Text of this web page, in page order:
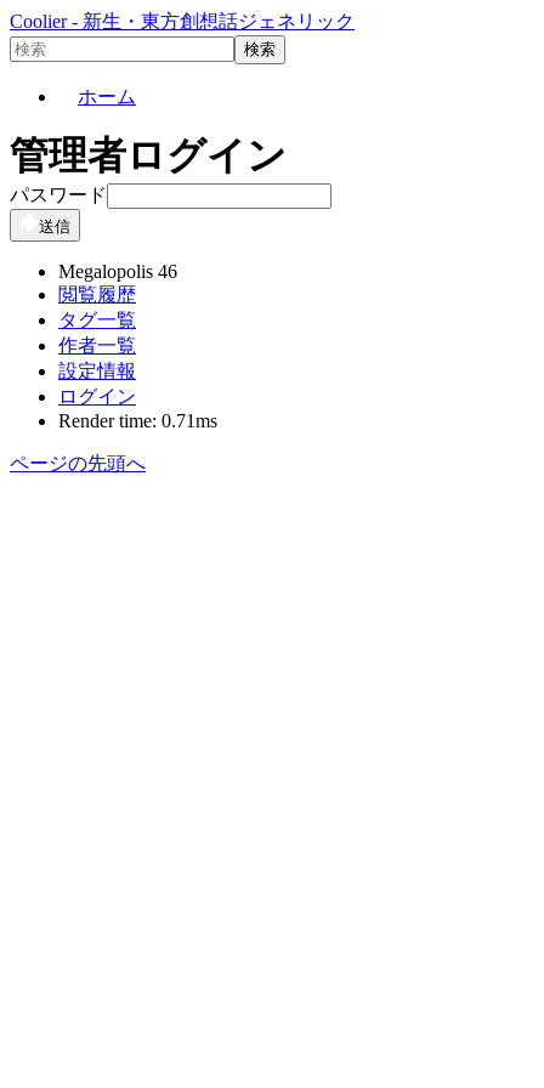
Coolier - 新生・東方創想話ジェネリック
ホーム
管理者ログイン
パスワード
送信
Megalopolis 46
閲覧履歴
タグ一覧
作者一覧
設定情報
ログイン
Render time: 0.71ms
ページの先頭へ